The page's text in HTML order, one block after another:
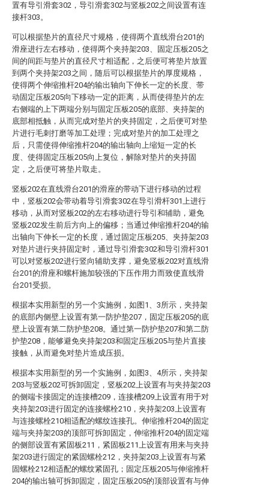
置有导引滑套302，导引滑套302与竖板202之间设置有连
接杆303。
可以根据垫片的直径尺寸规格，使得两个直线滑台201的
滑座进行左右移动，使得两个夹持架203、固定压板205之
间的间距与垫片的直径尺寸相适配，之后便可将垫片放置
到两个夹持架203之间，随后可以根据垫片的厚度规格，
使得两个伸缩推杆204的输出轴向下伸长一定的长度、带
动固定压板205向下移动一定的距离，从而使得垫片的左
右侧端的上下两端分别与固定压板205的底部、夹持架的
底部相抵触，从而完成对垫片的夹持固定，之后便可对垫
片进行毛刺打磨等加工处理；完成对垫片的加工处理之
后，只需使得伸缩推杆204的输出轴向上缩短一定的长
度、使得固定压板205向上复位，解除对垫片的夹持固
定，之后便可将垫片取走。
竖板202在直线滑台201的滑座的带动下进行移动的过程
中，竖板202会带动着导引滑套302在导引滑杆301上进行
移动，从而对竖板202的左右移动进行导引和辅助，避免
竖板202发生前后方向上的偏移；当通过伸缩推杆204的输
出轴向下伸长一定的长度，通过固定压板205、夹持架203
对垫片进行夹持固定时，通过导引滑套302和导引滑杆301
可以对竖板202进行竖向辅助支撑，避免竖板202对直线滑
台201的滑座和螺杆施加较强的下压作用力而致使直线滑
台201受损。
根据本实用新型的另一个实施例，如图1、3所示，夹持架
的底部内侧壁上设置有第一防护垫207，固定压板205的底
壁上设置有第二防护垫208。通过第一防护垫207和第二防
护垫208，能够避免夹持架203和固定压板205与垫片直接
接触，从而避免对垫片造成压损。
根据本实用新型的另一个实施例，如图3、4所示，夹持架
203与竖板202可拆卸固定，竖板202上设置有与夹持架203
的侧端卡接固定的连接槽209，连接槽209上设置有用于对
夹持架203进行固定的连接螺栓210，夹持架203上设置有
与连接螺栓210相适配的螺纹连接孔。伸缩推杆204的固定
端与夹持架203的顶部可拆卸固定，伸缩推杆204的固定端
的侧部设置有紧固板211，紧固板211上设置有用来与夹持
架203进行固定的紧固螺栓212，夹持架203上设置有与紧
固螺栓212相适配的螺纹紧固孔；固定压板205与伸缩推杆
204的输出轴可拆卸固定，固定压板205的顶部设置有与伸